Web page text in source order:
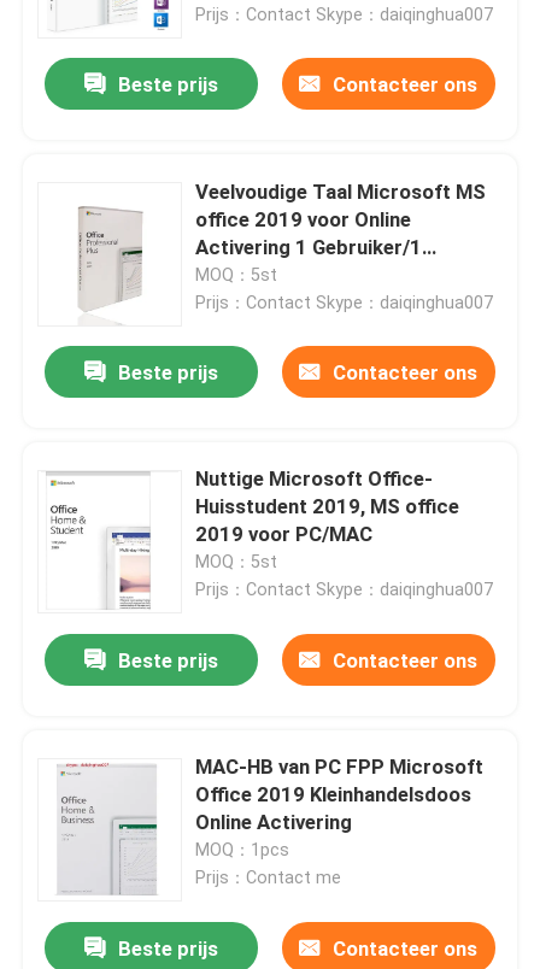
Prijs：Contact Skype：daiqinghua007
Beste prijs Contacteer ons
Veelvoudige Taal Microsoft MS
office 2019 voor Online
Activering 1 Gebruiker/1
Apparaat
MOQ：5st
Prijs：Contact Skype：daiqinghua007
Beste prijs Contacteer ons
Nuttige Microsoft Office-
Huisstudent 2019, MS office
2019 voor PC/MAC
MOQ：5st
Prijs：Contact Skype：daiqinghua007
Beste prijs Contacteer ons
MAC-HB van PC FPP Microsoft
Office 2019 Kleinhandelsdoos
Online Activering
MOQ：1pcs
Prijs：Contact me
Beste prijs Contacteer ons